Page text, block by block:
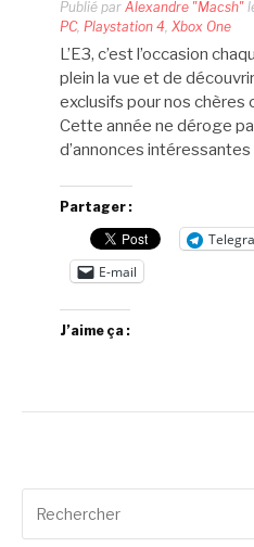
Publié par Alexandre "Macsh"
PC, Playstation 4 Xbox One
L’E3, c’est l’occasion
plein la vue et de
exclusifs pour nos chères
Cette année ne déroge
d’annonces
Partager :
E-mail
J’aime ça :
pour